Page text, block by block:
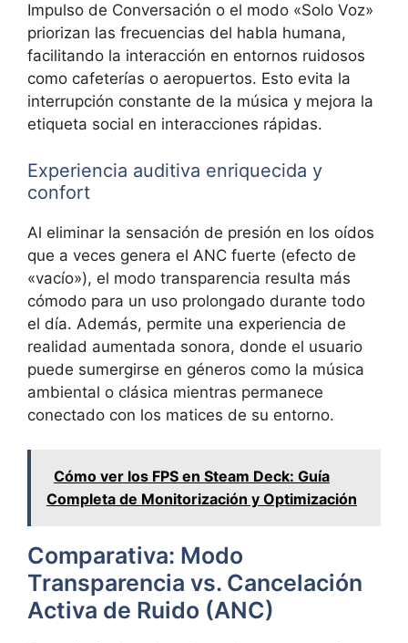
Impulso de Conversación o el modo «Solo Voz»
priorizan las frecuencias del habla humana,
facilitando la interacción en entornos ruidosos
como cafeterías o aeropuertos. Esto evita la
interrupción constante de la música y mejora la
etiqueta social en interacciones rápidas.
Experiencia auditiva enriquecida y
confort
Al eliminar la sensación de presión en los oídos
que a veces genera el ANC fuerte (efecto de
«vacío»), el modo transparencia resulta más
cómodo para un uso prolongado durante todo
el día. Además, permite una experiencia de
realidad aumentada sonora, donde el usuario
puede sumergirse en géneros como la música
ambiental o clásica mientras permanece
conectado con los matices de su entorno.
Cómo ver los FPS en Steam Deck: Guía
Completa de Monitorización y Optimización
Comparativa: Modo
Transparencia vs. Cancelación
Activa de Ruido (ANC)